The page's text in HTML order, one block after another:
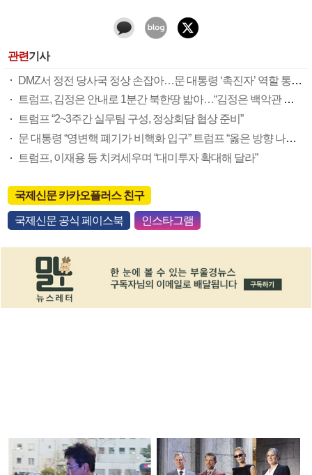
관련기사
DMZ서 정전 당사국 정상 손잡아…문 대통령 ‘촉진자’ 역할 통했다
트럼프, 김정은 안내로 1분간 북한땅 밟아…“김정은 백악관 초청”
트럼프 “2~3주간 실무팀 구성, 정상회담 협상 준비”
문 대통령 “영변핵 폐기가 비핵화 입구” 트럼프 “옳은 방향 나가길”
트럼프, 이재용 등 치켜세우며 “대미투자 확대해 달라”
국제신문 카카오플러스 친구
국제신문 공식 페이스북 인스타그램